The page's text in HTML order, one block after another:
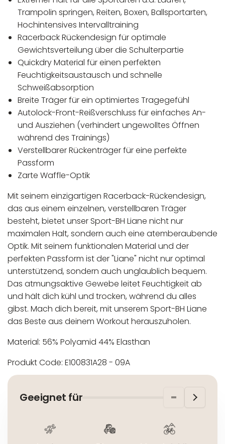
Trampolin springen, Reiten, Boxen, Ballsportarten,
Hochintensives Intervalltraining
Racerback Rückendesign für optimale
Gewichtsverteilung über die Schulterpartie
Quickdry Material für einen perfekten
Feuchtigkeitsaustausch und schnelle
Schweißabsorption
Breite Träger für ein optimiertes Tragegefühl
Autolock-Front-Reißverschluss für einfaches An-
und Ausziehen (verhindert ungewolltes Öffnen
während des Trainings)
Verstellbarer Rückenträger für eine perfekte
Passform
Zarte Waffle-Optik
Mit seinem einzigartigen Racerback-Rückendesign,
das aus einem einzelnen, verstellbaren Träger
besteht, bietet unser Sport-BH Liane nicht nur
maximalen Halt, sondern auch eine atemberaubende
Optik. Mit seinem funktionalen Material und der
perfekten Passform ist der "Liane" nicht nur optimal
unterstützend, sondern auch unglaublich bequem.
Das atmungsaktive Gewebe leitet Feuchtigkeit ab
und hält dich kühl und trocken, während du alles
gibst. Mach dich bereit, mit unserem Sport-BH Liane
das Beste aus deinem Workout herauszuholen.
Material: 56% Polyamid 44% Elasthan
Produkt Code: E100831A28 - 09A
Nicht bleichen
Nicht bügeln
In der EU niedergelassener verantwortlicher
Wirtschaftsakteur:
Geeignet für